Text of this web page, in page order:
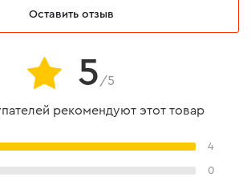
Оставить отзыв
5 /5
рекомендуют этот товар
4
0